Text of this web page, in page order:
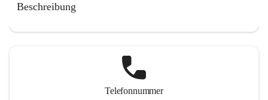
Beschreibung
Telefonnummer